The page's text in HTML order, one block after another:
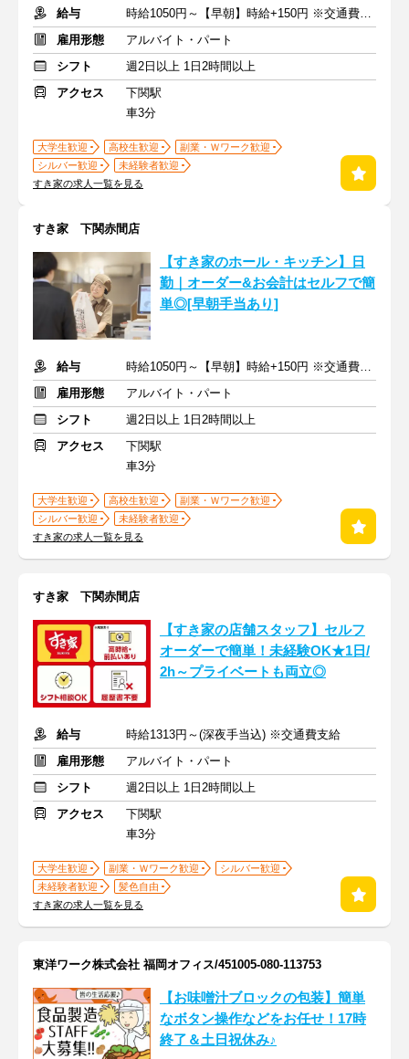
給与
時給1050円～【早朝】時給+150円 ※交通費支給
雇用形態
アルバイト・パート
シフト
週2日以上 1日2時間以上
アクセス
下関駅
車3分
大学生歓迎 高校生歓迎
副業・Ｗワーク歓迎
シルバー歓迎
未経験者歓迎
すき家の求人一覧を見る
すき家 下関赤間店
【すき家のホール・キッチン】日
勤｜オーダー&お会計はセルフで簡
単◎[早朝手当あり]
給与
時給1050円～【早朝】時給+150円 ※交通費支給
雇用形態
アルバイト・パート
シフト
週2日以上 1日2時間以上
アクセス
下関駅
車3分
大学生歓迎 高校生歓迎
副業・Ｗワーク歓迎
シルバー歓迎
未経験者歓迎
すき家の求人一覧を見る
すき家 下関赤間店
【すき家の店舗スタッフ】セルフ
オーダーで簡単！未経験OK★1日/
2h～プライベートも両立◎
給与
時給1313円～(深夜手当込) ※交通費支給
雇用形態
アルバイト・パート
シフト
週2日以上 1日2時間以上
アクセス
下関駅
車3分
大学生歓迎 副業・Ｗワーク歓迎
シルバー歓迎
未経験者歓迎
髪色自由
すき家の求人一覧を見る
東洋ワーク株式会社 福岡オフィス/451005-080-113753
【お味噌汁ブロックの包装】簡単
なボタン操作などをお任せ！17時
終了＆土日祝休み♪